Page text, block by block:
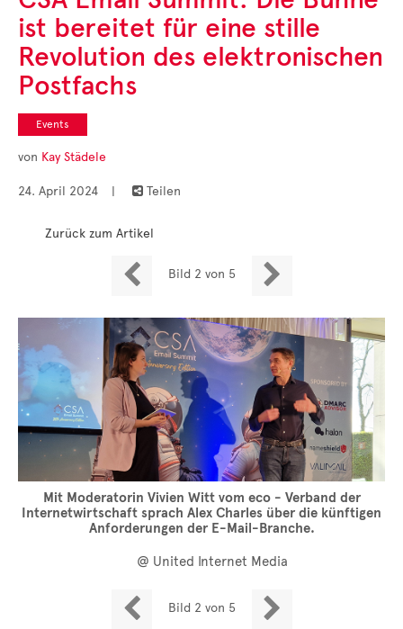
Cases
• Themen-Serien
• Kurzinterviews
ist bereitet für eine stille
Revolution des elektronischen
Postfachs
Events
von Kay Städele
24. April 2024 |  Teilen
Zurück zum Artikel
 Bild 2 von 5 
Mit Moderatorin Vivien Witt vom eco - Verband der
Internetwirtschaft sprach Alex Charles über die künftigen
Anforderungen der E-Mail-Branche.
@ United Internet Media
 Bild 2 von 5 